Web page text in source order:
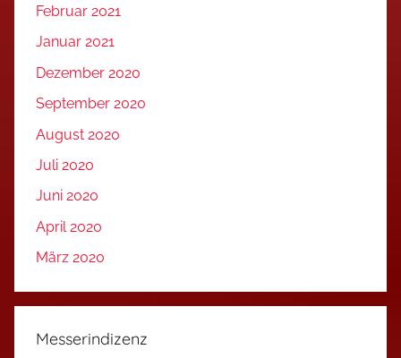
Februar 2021
Januar 2021
Dezember 2020
September 2020
August 2020
Juli 2020
Juni 2020
April 2020
März 2020
Messerindizenz